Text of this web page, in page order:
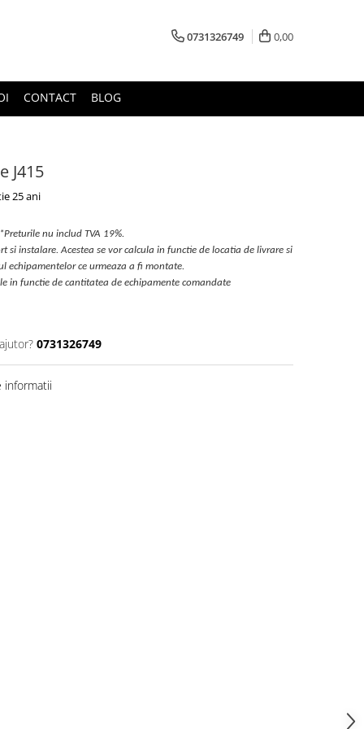
0731326749 0,00
CONTACT BLOG
J415
25 ani
*Preturile nu includ TVA 19%.
si instalare. Acestea se vor calcula in functie de locatia de livrare si
echipamentelor ce urmeaza a fi montate.
in functie de cantitatea de echipamente comandate
0731326749
informatii